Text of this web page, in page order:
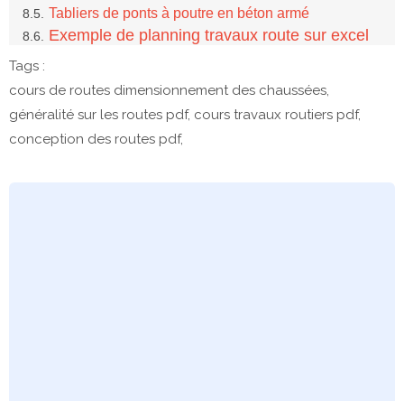
Tabliers de ponts à poutre en béton armé
Exemple de planning travaux route sur excel
Tags :
cours de routes dimensionnement des chaussées,
généralité sur les routes pdf, cours travaux routiers pdf,
conception des routes pdf,